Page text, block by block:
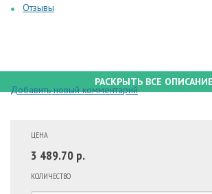
Отзывы
РАСКРЫТЬ ВСЕ ОПИСАНИЕ
Добавить новый комментарий
ЦЕНА
3 489.70 р.
КОЛИЧЕСТВО